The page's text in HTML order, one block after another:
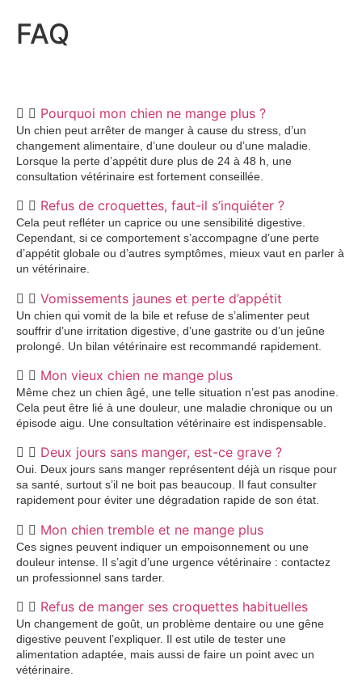
FAQ
Pourquoi mon chien ne mange plus ?
Un chien peut arrêter de manger à cause du stress, d’un
changement alimentaire, d’une douleur ou d’une maladie.
Lorsque la perte d’appétit dure plus de 24 à 48 h, une
consultation vétérinaire est fortement conseillée.
Refus de croquettes, faut-il s’inquiéter ?
Cela peut refléter un caprice ou une sensibilité digestive.
Cependant, si ce comportement s’accompagne d’une perte
d’appétit globale ou d’autres symptômes, mieux vaut en parler à
un vétérinaire.
Vomissements jaunes et perte d’appétit
Un chien qui vomit de la bile et refuse de s’alimenter peut
souffrir d’une irritation digestive, d’une gastrite ou d’un jeûne
prolongé. Un bilan vétérinaire est recommandé rapidement.
Mon vieux chien ne mange plus
Même chez un chien âgé, une telle situation n’est pas anodine.
Cela peut être lié à une douleur, une maladie chronique ou un
épisode aigu. Une consultation vétérinaire est indispensable.
Deux jours sans manger, est-ce grave ?
Oui. Deux jours sans manger représentent déjà un risque pour
sa santé, surtout s’il ne boit pas beaucoup. Il faut consulter
rapidement pour éviter une dégradation rapide de son état.
Mon chien tremble et ne mange plus
Ces signes peuvent indiquer un empoisonnement ou une
douleur intense. Il s’agit d’une urgence vétérinaire : contactez
un professionnel sans tarder.
Refus de manger ses croquettes habituelles
Un changement de goût, un problème dentaire ou une gêne
digestive peuvent l’expliquer. Il est utile de tester une
alimentation adaptée, mais aussi de faire un point avec un
vétérinaire.